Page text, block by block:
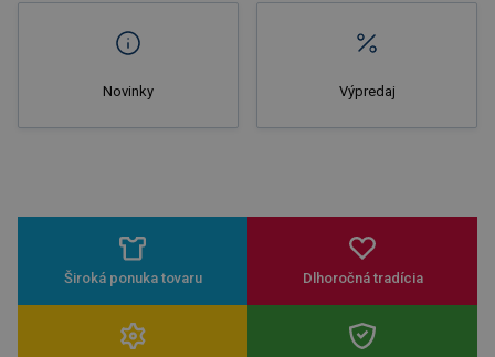
Novinky Výpredaj
Široká ponuka tovaru Dlhoročná tradícia